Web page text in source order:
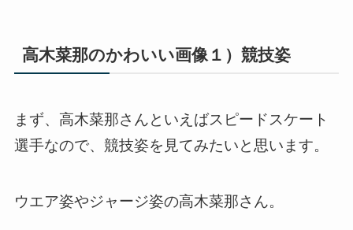
高木菜那のかわいい画像１）競技姿
まず、高木菜那さんといえばスピードスケート
選手なので、競技姿を見てみたいと思います。
ウエア姿やジャージ姿の高木菜那さん。